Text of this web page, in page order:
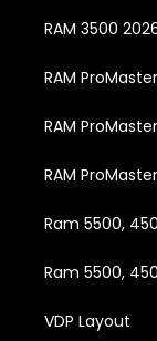
RAM 3500
RAM
RAM
RAM
Ram 5500,
Ram 5500,
VDP Layout